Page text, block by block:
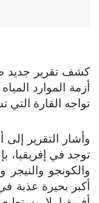
كشف تقرير جديد
أزمة الموارد
تواجه القارة
والكونجو والنيجر